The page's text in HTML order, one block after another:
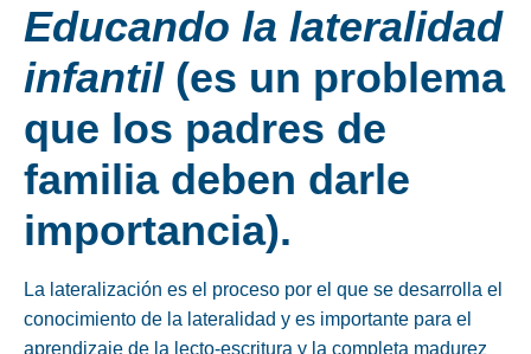
Educando la lateralidad
infantil (es un problema
que los padres de
familia deben darle
importancia).
La lateralización es el proceso por el que se desarrolla el
conocimiento de la lateralidad y es importante para el
aprendizaje de la lecto-escritura y la completa madurez